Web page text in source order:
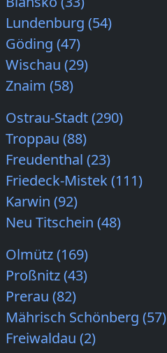
Lundenburg (54)
Göding (47)
Wischau (29)
Znaim (58)
Ostrau-Stadt (290)
Troppau (88)
Freudenthal (23)
Friedeck-Mistek (111)
Karwin (92)
Neu Titschein (48)
Olmütz (169)
Proßnitz (43)
Prerau (82)
Mährisch Schönberg (57)
Freiwaldau (2)